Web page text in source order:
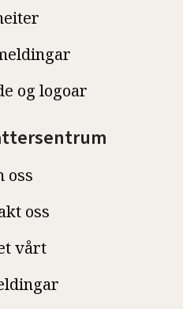
og logoar
oss
oss
vårt